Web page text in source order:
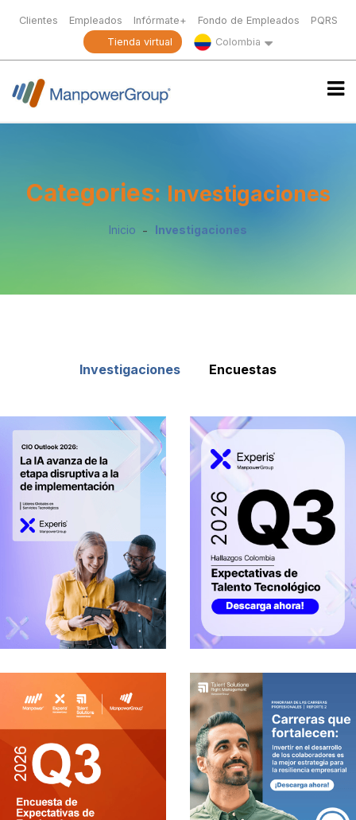
Clientes Empleados Infórmate+ Fondo de Empleados
PQRS
Tienda virtual
Colombia
Categories: Investigaciones
Inicio Investigaciones
Investigaciones Encuestas
EXPECTATIV
AS DE
EMPLEO
TECNOLÓGIC
O EN
COLOMBIA
Q3-2026
encuestas,
investigaciones
PANORAMA
DE LAS
CARRERAS
PROFESIONA
LES-PARTE 2